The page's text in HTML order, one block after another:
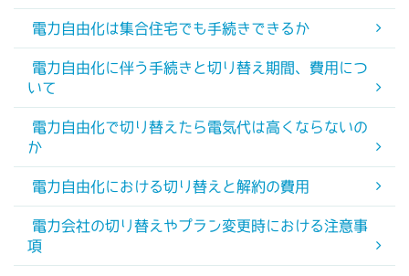
電力自由化は集合住宅でも手続きできるか
電力自由化に伴う手続きと切り替え期間、費用につ
いて
電力自由化で切り替えたら電気代は高くならないの
か
電力自由化における切り替えと解約の費用
電力会社の切り替えやプラン変更時における注意事
項